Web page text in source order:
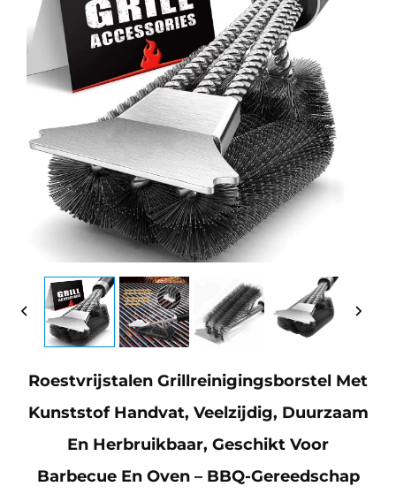
Roestvrijstalen Grillreinigingsborstel Met
Kunststof Handvat, Veelzijdig, Duurzaam
En Herbruikbaar, Geschikt Voor
Barbecue En Oven – BBQ-Gereedschap